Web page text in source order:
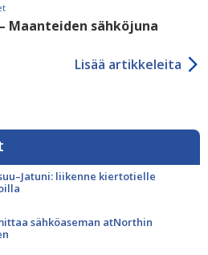
Maanteiden sähköjuna
Lisää artikkeleita
liikenne kiertotielle
sähköaseman atNorthin